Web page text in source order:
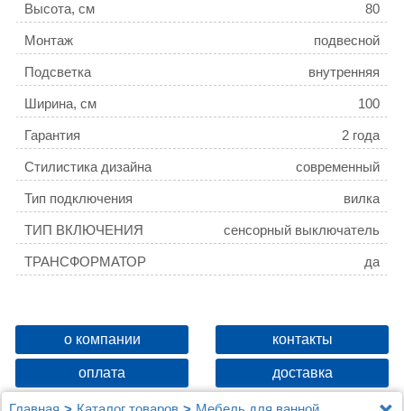
Высота, см 80
Монтаж подвесной
Подсветка внутренняя
Ширина, см 100
Гарантия 2 года
Стилистика дизайна современный
Тип подключения вилка
ТИП ВКЛЮЧЕНИЯ сенсорный выключатель
ТРАНСФОРМАТОР да
о компании контакты
оплата доставка